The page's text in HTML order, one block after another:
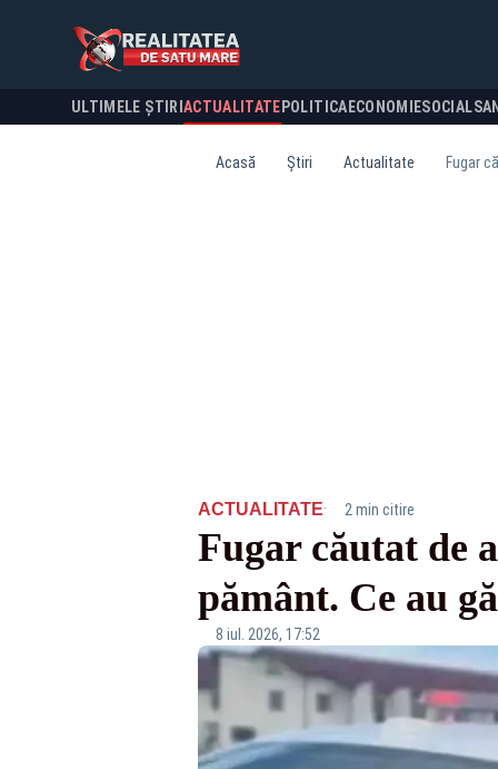
ULTIMELE ȘTIRI ACTUALITATE POLITICA ECONOMIESOCIAL
Acasă Știri Actualitate Fugar
ACTUALITATE· 2 min citire
Fugar căutat de
pământ. Ce au
8 iul. 2026, 17:52